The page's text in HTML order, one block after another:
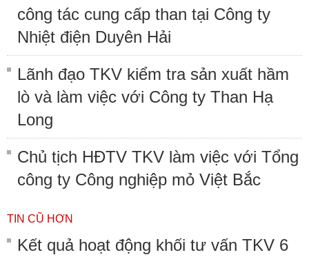
công tác cung cấp than tại Công ty
Nhiệt điện Duyên Hải
Lãnh đạo TKV kiểm tra sản xuất hầm
lò và làm việc với Công ty Than Hạ
Long
Chủ tịch HĐTV TKV làm việc với Tổng
công ty Công nghiệp mỏ Việt Bắc
TIN CŨ HƠN
Kết quả hoạt động khối tư vấn TKV 6